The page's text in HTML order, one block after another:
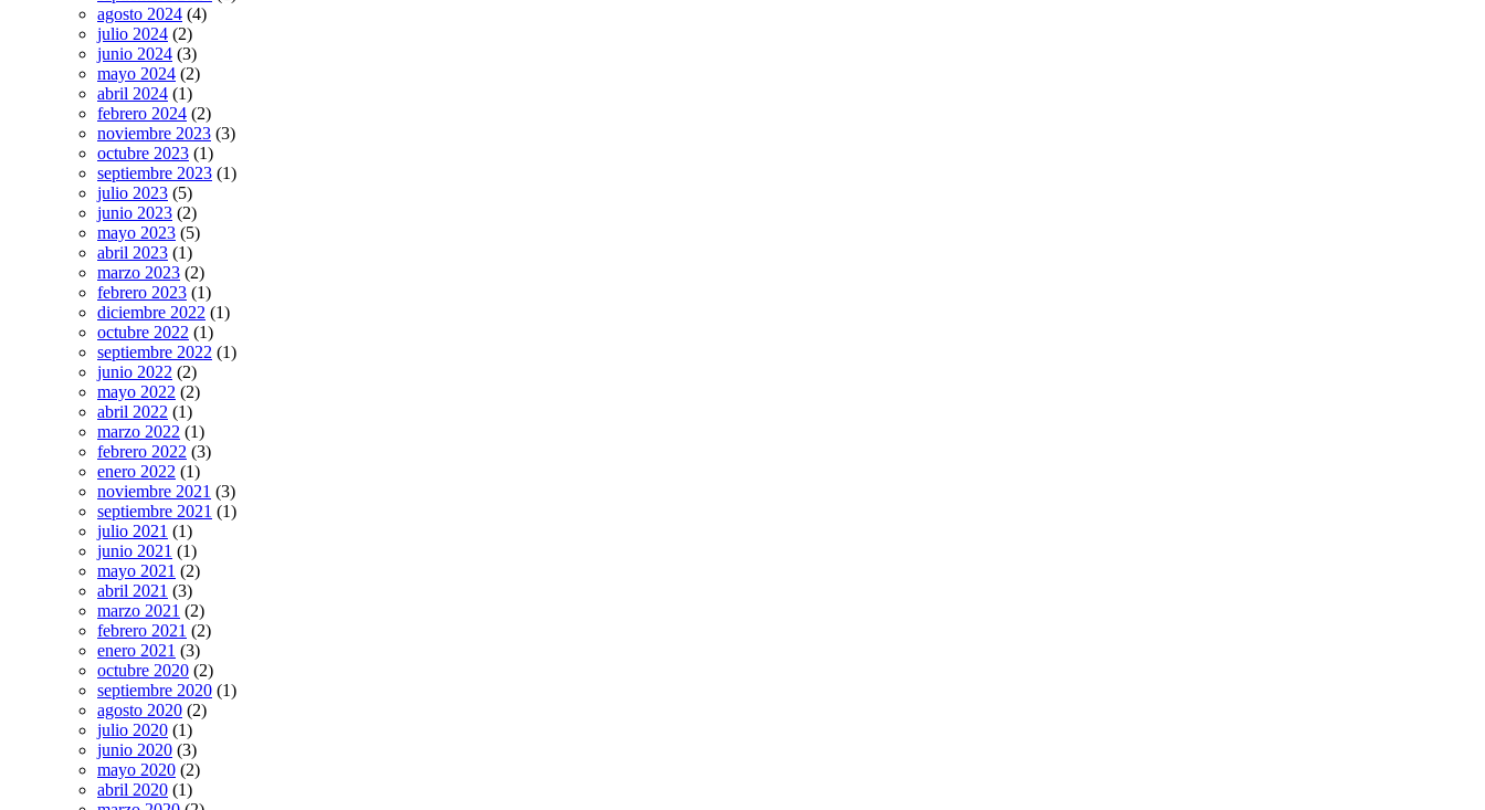
agosto 2024 (4)
julio 2024 (2)
junio 2024 (3)
mayo 2024 (2)
abril 2024 (1)
febrero 2024 (2)
noviembre 2023 (3)
octubre 2023 (1)
septiembre 2023 (1)
julio 2023 (5)
junio 2023 (2)
mayo 2023 (5)
abril 2023 (1)
marzo 2023 (2)
febrero 2023 (1)
diciembre 2022 (1)
octubre 2022 (1)
septiembre 2022 (1)
junio 2022 (2)
mayo 2022 (2)
abril 2022 (1)
marzo 2022 (1)
febrero 2022 (3)
enero 2022 (1)
noviembre 2021 (3)
septiembre 2021 (1)
julio 2021 (1)
junio 2021 (1)
mayo 2021 (2)
abril 2021 (3)
marzo 2021 (2)
febrero 2021 (2)
enero 2021 (3)
octubre 2020 (2)
septiembre 2020 (1)
agosto 2020 (2)
julio 2020 (1)
junio 2020 (3)
mayo 2020 (2)
abril 2020 (1)